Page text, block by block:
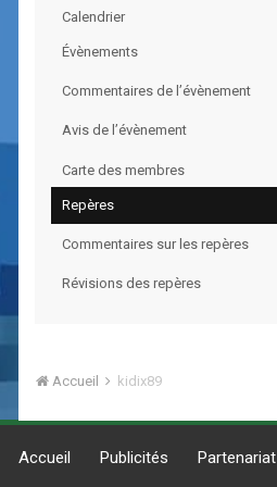
Calendrier
Évènements
Commentaires de l’évènement
Avis de l’évènement
Carte des membres
Repères
Commentaires sur les repères
Révisions des repères
Accueil kidix89
Accueil Publicités Partenariat